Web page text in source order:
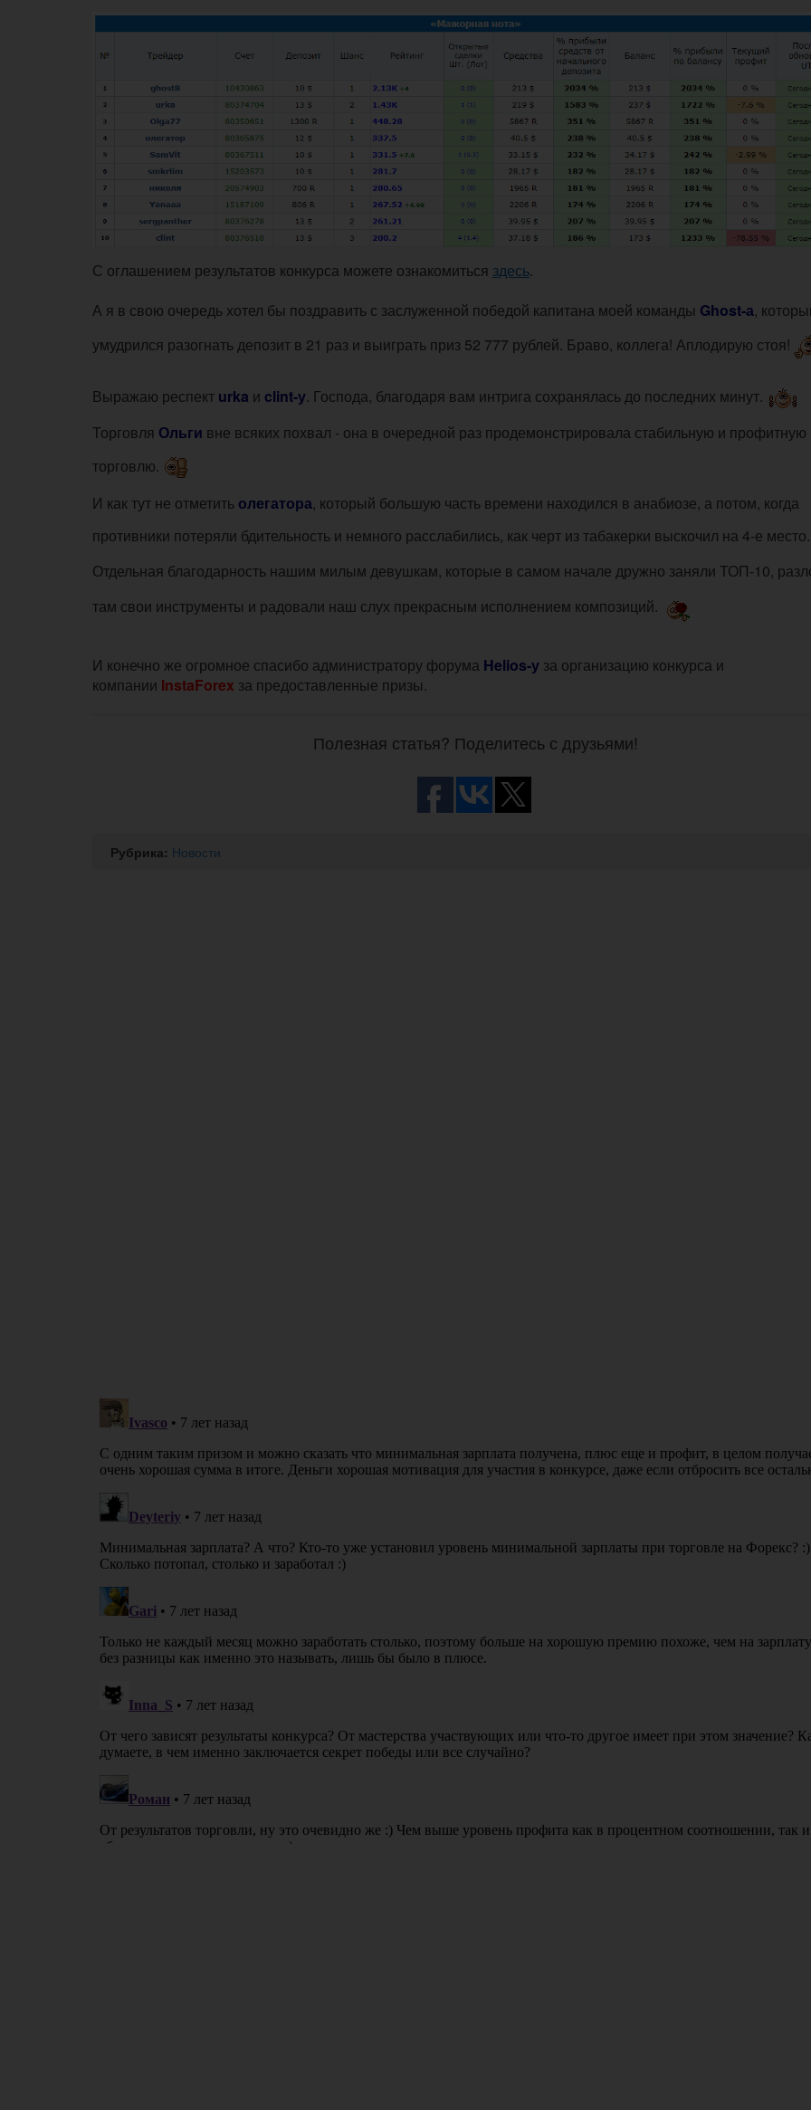
С оглашением результатов конкурса можете ознакомиться здесь.
А я в свою очередь хотел бы поздравить с заслуженной победой капитана моей команды Ghost-а,
умудрился разогнать депозит в 21 раз и выиграть приз 52 777 рублей. Браво, коллега! Аплодирую стоя!
Выражаю респект urka и clint-у. Господа, благодаря вам интрига сохранялась до последних минут.
Торговля Ольги вне всяких похвал - она в очередной раз продемонстрировала стабильную и профитную
торговлю.
И как тут не отметить олегатора, который большую часть времени находился в анабиозе, а потом, когда
противники потеряли бдительность и немного расслабились, как черт из табакерки выскочил на 4-е
Отдельная благодарность нашим милым девушкам, которые в самом начале дружно заняли ТОП-10,
там свои инструменты и радовали наш слух прекрасным исполнением композиций.
И конечно же огромное спасибо администратору форума Helios-у за организацию конкурса и
компании InstaForex за предоставленные призы.
Полезная статья? Поделитесь с друзьями!
Рубрика: Новости